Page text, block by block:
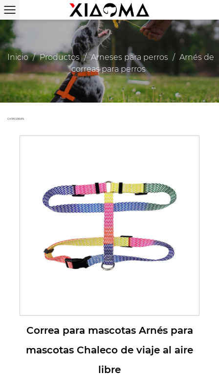
Inicio / Productos / Arneses para perros / Arnés de
correas para perros
CATEGORIES
Correa para mascotas Arnés para
mascotas Chaleco de viaje al aire
libre